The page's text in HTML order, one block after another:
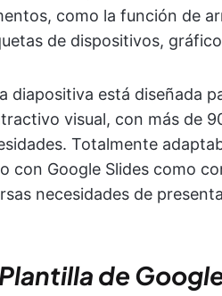
como la función de
de dispositivos,
diapositiva está diseñada
visual, con más de
Totalmente
con Google Slides como
necesidades de
de